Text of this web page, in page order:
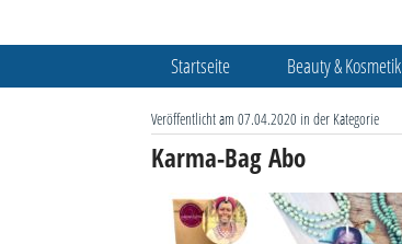
Startseite Beauty & Kosmetik
Veröffentlicht am 07.04.2020 in der Kategorie
Karma-Bag Abo